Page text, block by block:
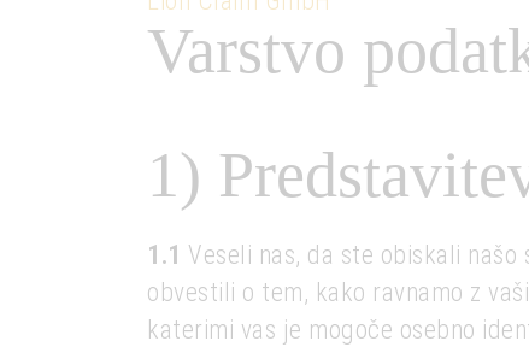
Varstvo
1)
1.1 Veseli nas, da ste obiskali
obvestili o tem, kako ravnamo z
katerimi vas je mogoče osebno